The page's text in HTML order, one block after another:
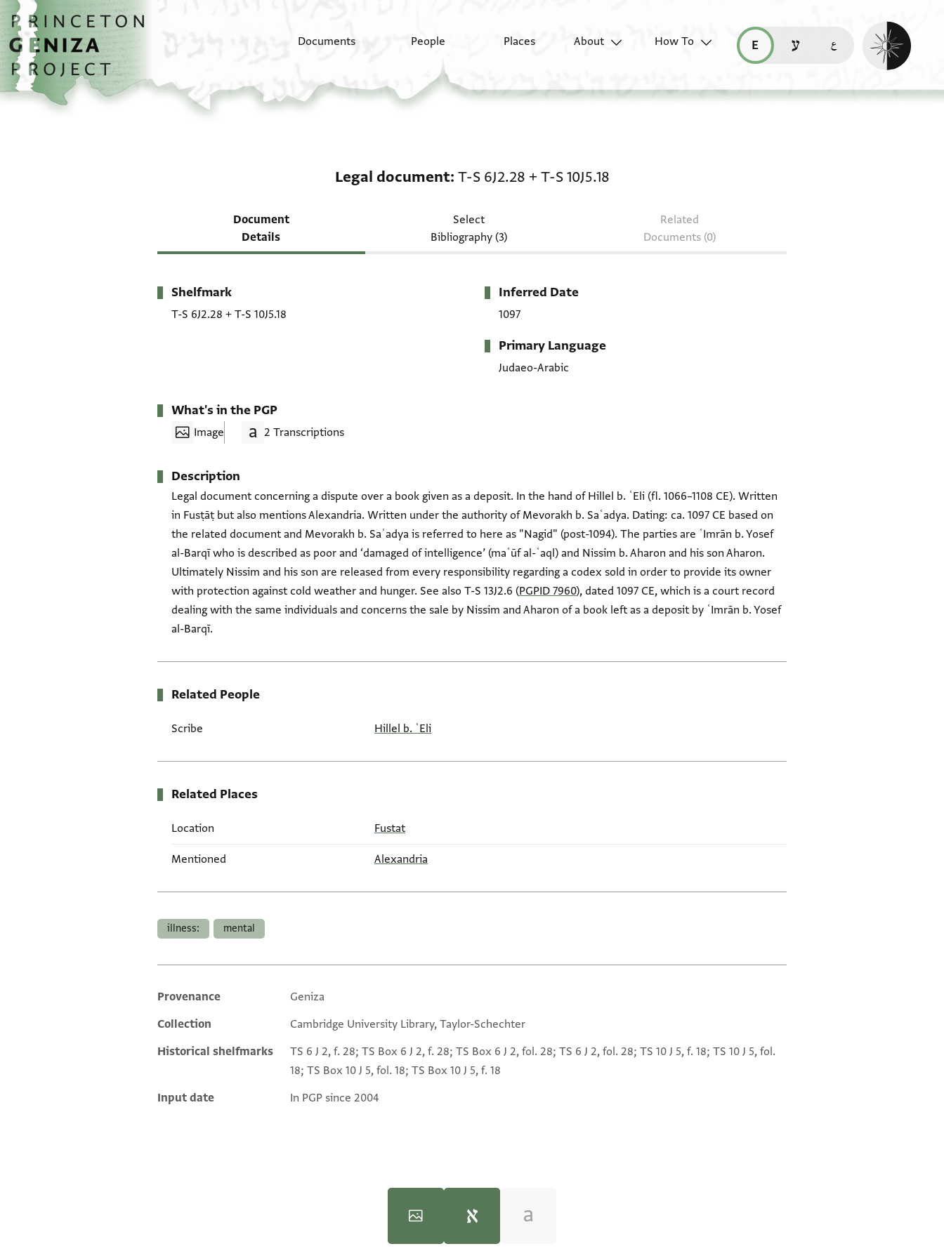
Skip to main content
home
Documents People Places About
How To
read this page in English (en)
קריאת העמוד ב-עברית (he)
Enable dark
Legal document T-S 6J2.28 + T-S 10J5.18
Document
Details
Select
Bibliography (3)
Related
Documents (0)
Metadata
Shelfmark
T-S 6J2.28 + T-S 10J5.18
Inferred Date
1097
Primary Language
Judaeo-Arabic
What's in the PGP
Image 2 Transcriptions
Description
Legal document concerning a dispute over a book given as a deposit. In the hand of Hillel b. ʿEli (fl. 1066–1108 CE). Written
in Fusṭāṭ but also mentions Alexandria. Written under the authority of Mevorakh b. Saʿadya. Dating: ca. 1097 CE based on
the related document and Mevorakh b. Saʿadya is referred to here as "Nagid" (post-1094). The parties are ʿImrān b. Yosef
al-Barqī who is described as poor and ‘damaged of intelligence’ (maʾūf al-ʿaql) and Nissim b. Aharon and his son Aharon.
Ultimately Nissim and his son are released from every responsibility regarding a codex sold in order to provide its owner
with protection against cold weather and hunger. See also T-S 13J2.6 (PGPID 7960), dated 1097 CE, which is a court record
dealing with the same individuals and concerns the sale by Nissim and Aharon of a book left as a deposit by ʿImrān b. Yosef
al-Barqī.
Related People
Scribe Hillel b. ʿEli
Related Places
Location Fustat
Mentioned Alexandria
illness: mental
Additional metadata
Provenance
Geniza
Collection
Cambridge University Library, Taylor-Schechter
Historical shelfmarks
TS 6 J 2, f. 28; TS Box 6 J 2, f. 28; TS Box 6 J 2, fol. 28; TS 6 J 2, fol. 28; TS 10 J 5, f. 18; TS 10 J 5, fol.
18; TS Box 10 J 5, fol. 18; TS Box 10 J 5, f. 18
Input date
In PGP since 2004